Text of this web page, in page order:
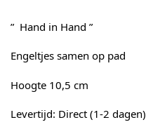
” Hand in Hand ”
Engeltjes samen op pad
Hoogte 10,5 cm
Levertijd: Direct (1-2 dagen)